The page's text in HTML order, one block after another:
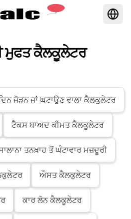
ਕੈਲਕੂਲੇਟਰ
ਜੋੜਨ ਜਾਂ ਘਟਾਉਣ ਵਾਲਾ ਕੈਲਕੁਲੇਟਰ
ਟੈਕਸ ਬਾਅਦ ਕੀਮਤ ਕੈਲਕੂਲੇਟਰ
ਤਨਖ਼ਾਹ ਤੋਂ ਘੰਟਾਵਾਰ ਮਜ਼ਦੂਰੀ
ਔਸਤ ਕੈਲਕੁਲੇਟਰ
ਕਾਰ ਲੋਨ ਕੈਲਕੂਲੇਟਰ